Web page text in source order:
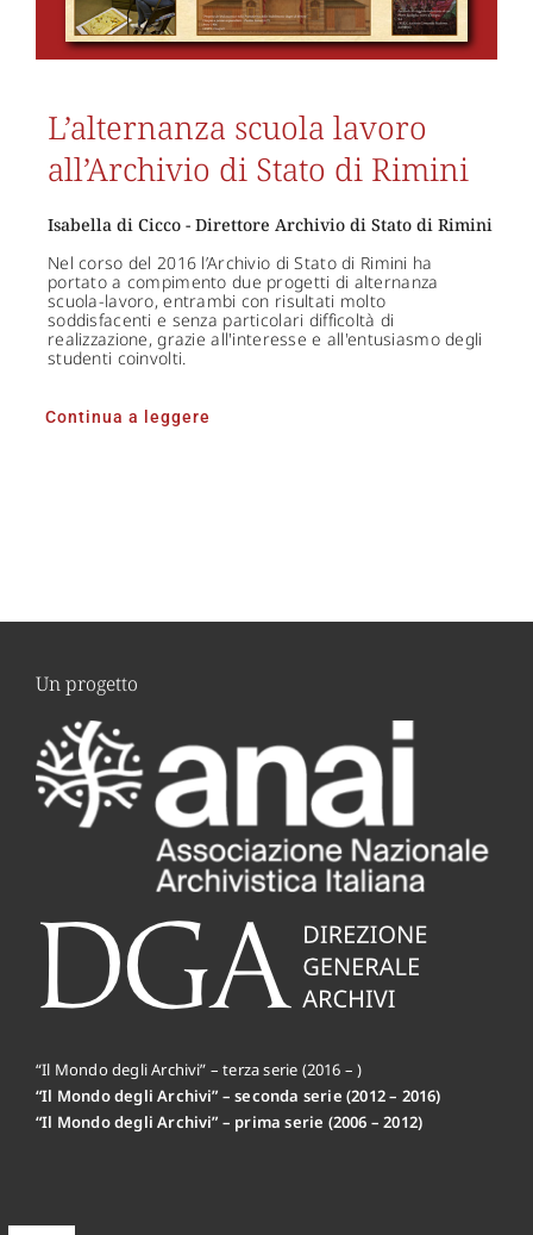
L’alternanza scuola lavoro
all’Archivio di Stato di Rimini
Isabella di Cicco - Direttore Archivio di Stato di Rimini
Nel corso del 2016 l’Archivio di Stato di Rimini ha
portato a compimento due progetti di alternanza
scuola-lavoro, entrambi con risultati molto
soddisfacenti e senza particolari difficoltà di
realizzazione, grazie all'interesse e all'entusiasmo degli
studenti coinvolti.
Continua a leggere
Un progetto
“Il Mondo degli Archivi” – terza serie (2016 – )
“Il Mondo degli Archivi” – seconda serie (2012 – 2016)
“Il Mondo degli Archivi” – prima serie (2006 – 2012)